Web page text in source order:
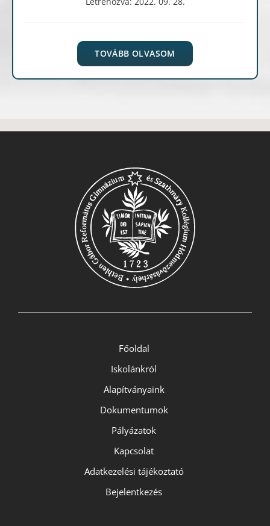
TOVÁBB OLVASOM
Főoldal
Iskolánkról
Alapítványaink
Dokumentumok
Pályázatok
Kapcsolat
Adatkezelési tájékoztató
Bejelentkezés